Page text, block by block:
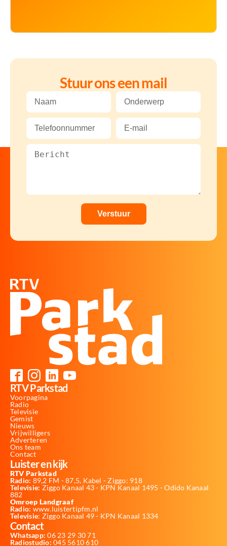
Stuur ons een mail
RTV Parkstad
Voorpagina
Radio
Televisie
Gemist
Nieuws
Vrijwilligers
Adverteren
Ons team
Contact
Luister en kijk
RTV Parkstad
Radio: 89,2 FM - 87,5, Kabel - Ziggo: 918
Televisie: Ziggo Kanaal 43 - KPN Kanaal 1495 - Odido Kanaal
882
Omroep Landgraaf
Radio: www.luistertipfm.nl
Televisie: Ziggo Kanaal 49 - KPN Kanaal 1334
Contact
Whatsapp: 06 23 29 30 71
Radiostudio: 045 5610 610